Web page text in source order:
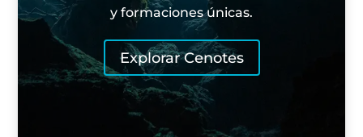
y formaciones únicas.
Explorar Cenotes